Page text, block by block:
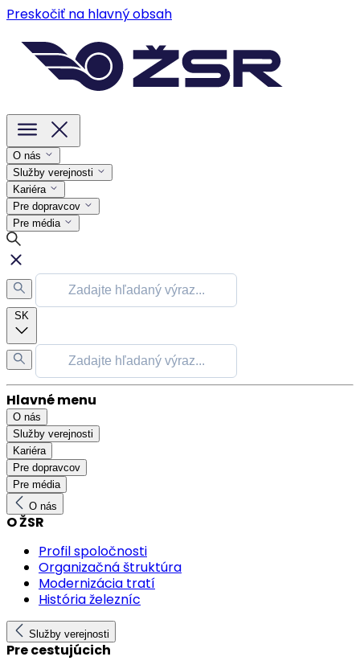
Preskočiť na hlavný obsah
O nás
Služby verejnosti
Kariéra
Pre dopravcov
Pre média
SK
Hlavné menu
O nás
Služby verejnosti
Kariéra
Pre dopravcov
Pre média
O nás
O ŽSR
Profil spoločnosti
Organizačná štruktúra
Modernizácia tratí
História železníc
Služby verejnosti
Pre cestujúcich